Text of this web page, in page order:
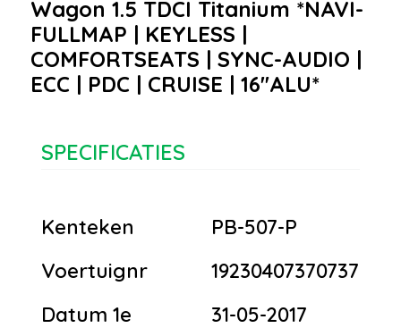
Wagon 1.5 TDCI Titanium *NAVI-
FULLMAP | KEYLESS |
COMFORTSEATS | SYNC-AUDIO |
ECC | PDC | CRUISE | 16''ALU*
SPECIFICATIES
Kenteken
PB-507-P
Voertuignr
19230407370737
Datum 1e
31-05-2017